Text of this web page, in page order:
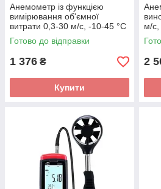
Анемометр із функцією
вимірювання об'ємної
витрати 0,3-30 м/с, -10-45 °C
WINTACT WT87C
Готово до відправки
1 376 ₴
Купити
м/с,
2